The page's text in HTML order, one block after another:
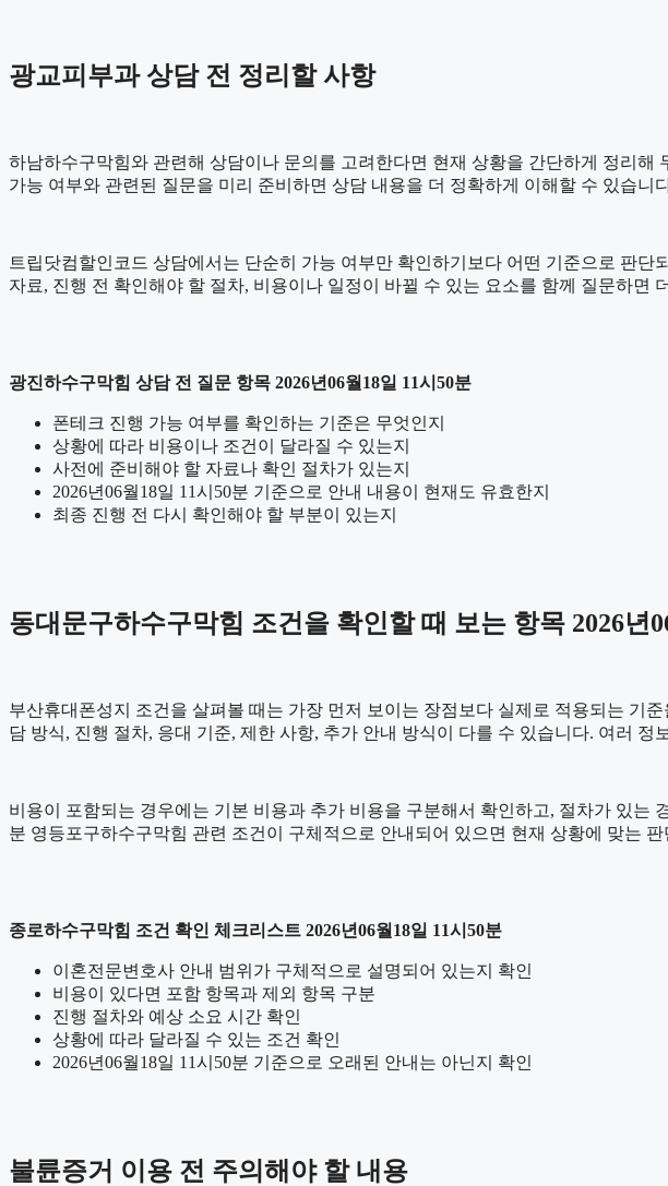
광교피부과 상담 전 정리할 사항
하남하수구막힘와 관련해 상담이나 문의를 고려한다면 현재 상황을 간단하게 정리해
가능 여부와 관련된 질문을 미리 준비하면 상담 내용을 더 정확하게 이해할 수 있습
트립닷컴할인코드 상담에서는 단순히 가능 여부만 확인하기보다 어떤 기준으로 판
자료, 진행 전 확인해야 할 절차, 비용이나 일정이 바뀔 수 있는 요소를 함께 질문하면
광진하수구막힘 상담 전 질문 항목 2026년06월18일 11시50분
폰테크 진행 가능 여부를 확인하는 기준은 무엇인지
상황에 따라 비용이나 조건이 달라질 수 있는지
사전에 준비해야 할 자료나 확인 절차가 있는지
2026년06월18일 11시50분 기준으로 안내 내용이 현재도 유효한지
최종 진행 전 다시 확인해야 할 부분이 있는지
동대문구하수구막힘 조건을 확인할 때 보는 항목 2026년
부산휴대폰성지 조건을 살펴볼 때는 가장 먼저 보이는 장점보다 실제로 적용되는 기
담 방식, 진행 절차, 응대 기준, 제한 사항, 추가 안내 방식이 다를 수 있습니다. 여러
비용이 포함되는 경우에는 기본 비용과 추가 비용을 구분해서 확인하고, 절차가 있는
분 영등포구하수구막힘 관련 조건이 구체적으로 안내되어 있으면 현재 상황에 맞는
종로하수구막힘 조건 확인 체크리스트 2026년06월18일 11시50분
이혼전문변호사 안내 범위가 구체적으로 설명되어 있는지 확인
비용이 있다면 포함 항목과 제외 항목 구분
진행 절차와 예상 소요 시간 확인
상황에 따라 달라질 수 있는 조건 확인
2026년06월18일 11시50분 기준으로 오래된 안내는 아닌지 확인
불륜증거 이용 전 주의해야 할 내용